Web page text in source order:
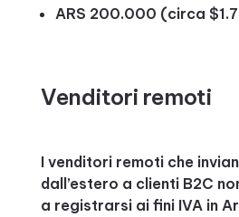
ARS 200.000 (circa
Venditori remoti
I venditori remoti che
dall’estero a clienti B2C
a registrarsi ai fini IVA in